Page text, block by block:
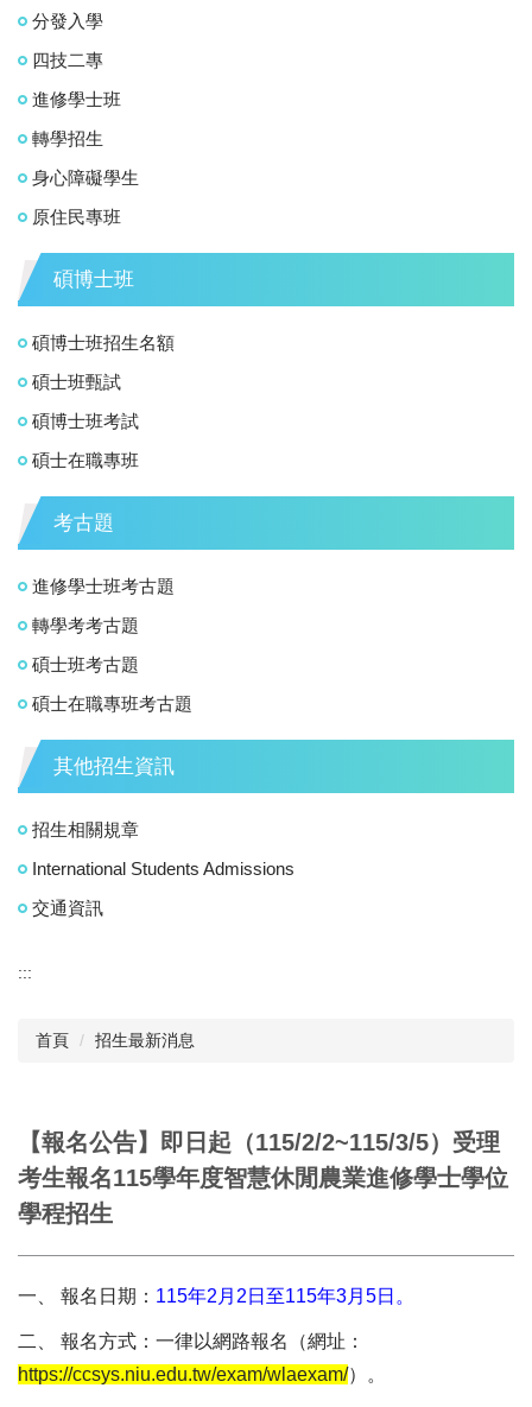
分發入學
四技二專
進修學士班
轉學招生
身心障礙學生
原住民專班
碩博士班
碩博士班招生名額
碩士班甄試
碩博士班考試
碩士在職專班
考古題
進修學士班考古題
轉學考考古題
碩士班考古題
碩士在職專班考古題
其他招生資訊
招生相關規章
International Students Admissions
交通資訊
:::
首頁 招生最新消息
【報名公告】即日起（115/2/2~115/3/5）受理
考生報名115學年度智慧休閒農業進修學士學位
學程招生
一、 報名日期： 115年2月2日至115年3月5日。
二、 報名方式：一律以網路報名（網址：
https://ccsys.niu.edu.tw/exam/wlaexam/）。